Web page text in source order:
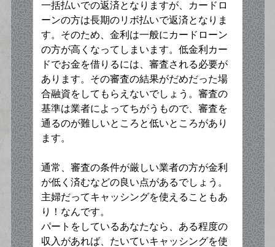
一括払いでの返済となりますが、カードロ
ーンの方は長期のリボ払いで返済となりま
す。そのため、金利は一般にカードローン
の方が高くなってしまいます。低金利カー
ドでお金を借りるには、審査される必要が
あります。その審査の結果がだめだった場
合融資をしてもらえないでしょう。審査の
基準は業者によってちがうもので、審査を
通るのが難しいところと低いところがあり
ます。
通常、審査の条件が厳しい業者の方が金利
が低く済むなどの良い点があるでしょう。
主婦だってキャッシングを使えることもあ
り！なんです。
パートをしているあなたなら、ある程度の
収入があれば、たいていキャッシングを使